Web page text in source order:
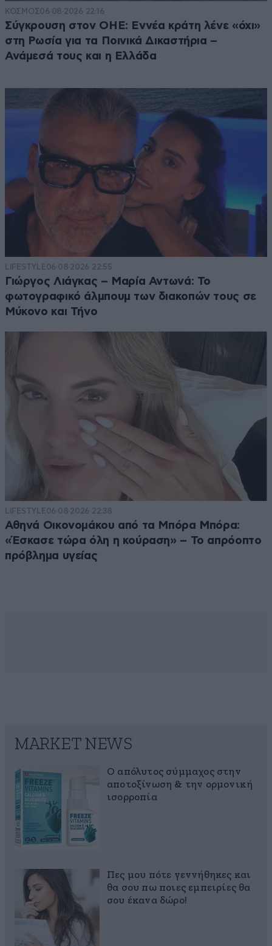
ΚΟΣΜΟΣ06·08·2026 22:16
Σύγκρουση στον ΟΗΕ: Εννέα κράτη λένε «όχι»
στη Ρωσία για τα Ποινικά Δικαστήρια –
Ανάμεσά τους και η Ελλάδα
LIFESTYLE06·08·2026 22:55
Γιώργος Λιάγκας – Μαρία Αντωνά: Το
φωτογραφικό άλμπουμ των διακοπών τους σε
Μύκονο και Τήνο
LIFESTYLE06·08·2026 22:38
Αθηνά Οικονομάκου από τα Μπόρα Μπόρα:
«Έσκασε τώρα όλη η κούραση» – Το απρόοπτο
πρόβλημα υγείας
MARKET NEWS
Ο απόλυτος σύμμαχος στην
αποτοξίνωση & την ορμονική
ισορροπία
Πες μου πότε γεννήθηκες και
θα σου πω ποιες εμπειρίες θα
σου έκανα δώρο!